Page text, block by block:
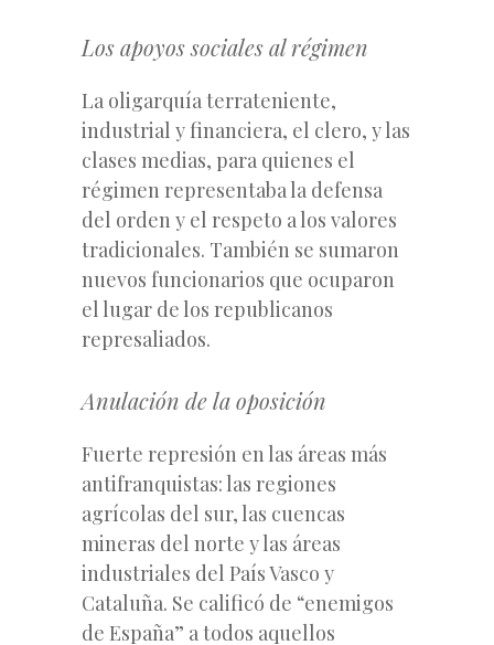
Los apoyos sociales al régimen
La oligarquía terrateniente,
industrial y financiera, el clero, y las
clases medias, para quienes el
régimen representaba la defensa
del orden y el respeto a los valores
tradicionales. También se sumaron
nuevos funcionarios que ocuparon
el lugar de los republicanos
represaliados.
Anulación de la oposición
Fuerte represión en las áreas más
antifranquistas: las regiones
agrícolas del sur, las cuencas
mineras del norte y las áreas
industriales del País Vasco y
Cataluña. Se calificó de “enemigos
de España” a todos aquellos